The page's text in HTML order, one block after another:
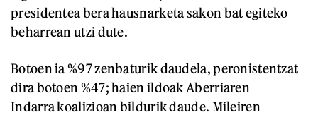
presidentea bera hausnarketa sakon bat egiteko
beharrean utzi dute.
Botoen ia %97 zenbaturik daudela, peronistentzat
dira botoen %47; haien ildoak Aberriaren
Indarra koalizioan bildurik daude. Mileiren